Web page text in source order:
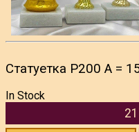
Статуетка P200 A =
In Stock